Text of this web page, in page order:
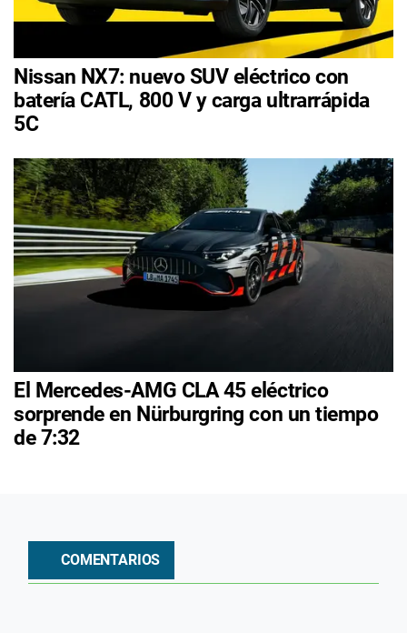
Nissan NX7: nuevo SUV eléctrico con
batería CATL, 800 V y carga ultrarrápida
5C
El Mercedes-AMG CLA 45 eléctrico
sorprende en Nürburgring con un tiempo
de 7:32
COMENTARIOS